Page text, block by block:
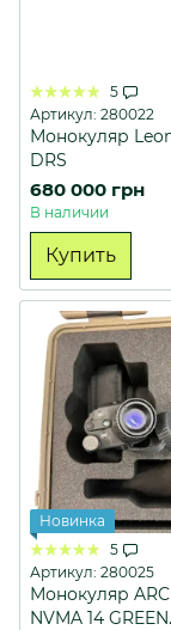
5
Артикул: 280022
Монокуляр
DRS
680 000 грн
В наличии
Купить
Новинка
5
Артикул: 280025
Монокуляр
NVMA 14 GREEN